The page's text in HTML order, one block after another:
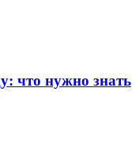
что нужно знать